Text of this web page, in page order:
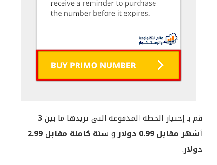
قم بـ إختيار الخطه المدفوعه التى تريدها ما بين3
أشهر مقابل 0.99 دولار
و
سنة كاملة مقابل 2.99
دولار.